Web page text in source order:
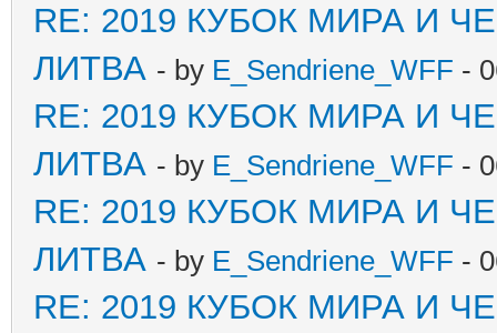
RE: 2019 КУБОК МИРА И
ЛИТВА - by E_Sendriene_WFF -
RE: 2019 КУБОК МИРА И
ЛИТВА - by E_Sendriene_WFF -
RE: 2019 КУБОК МИРА И
ЛИТВА - by E_Sendriene_WFF -
RE: 2019 КУБОК МИРА И